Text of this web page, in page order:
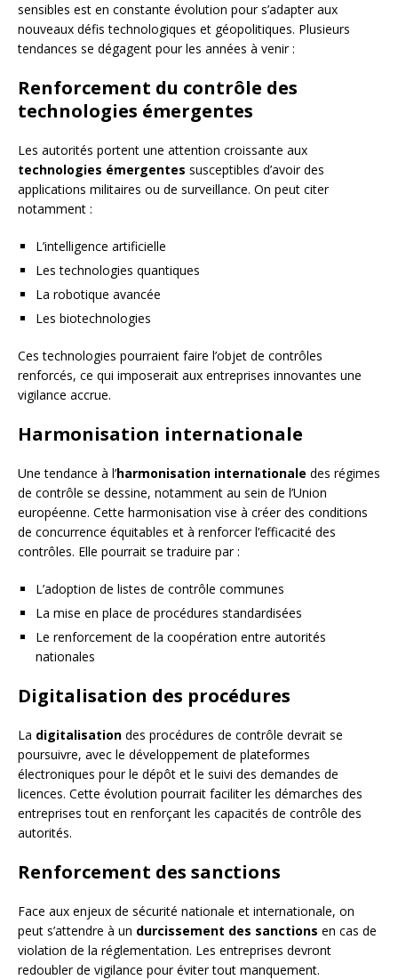
sensibles est en constante évolution pour s’adapter aux
nouveaux défis technologiques et géopolitiques. Plusieurs
tendances se dégagent pour les années à venir :
Renforcement du contrôle des
technologies émergentes
Les autorités portent une attention croissante aux
technologies émergentes susceptibles d’avoir des
applications militaires ou de surveillance. On peut citer
notamment :
L’intelligence artificielle
Les technologies quantiques
La robotique avancée
Les biotechnologies
Ces technologies pourraient faire l’objet de contrôles
renforcés, ce qui imposerait aux entreprises innovantes une
vigilance accrue.
Harmonisation internationale
Une tendance à l’harmonisation internationale des régimes
de contrôle se dessine, notamment au sein de l’Union
européenne. Cette harmonisation vise à créer des conditions
de concurrence équitables et à renforcer l’efficacité des
contrôles. Elle pourrait se traduire par :
L’adoption de listes de contrôle communes
La mise en place de procédures standardisées
Le renforcement de la coopération entre autorités
nationales
Digitalisation des procédures
La digitalisation des procédures de contrôle devrait se
poursuivre, avec le développement de plateformes
électroniques pour le dépôt et le suivi des demandes de
licences. Cette évolution pourrait faciliter les démarches des
entreprises tout en renforçant les capacités de contrôle des
autorités.
Renforcement des sanctions
Face aux enjeux de sécurité nationale et internationale, on
peut s’attendre à un durcissement des sanctions en cas de
violation de la réglementation. Les entreprises devront
redoubler de vigilance pour éviter tout manquement.